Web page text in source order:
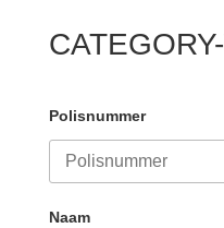
Polisnummer
Naam